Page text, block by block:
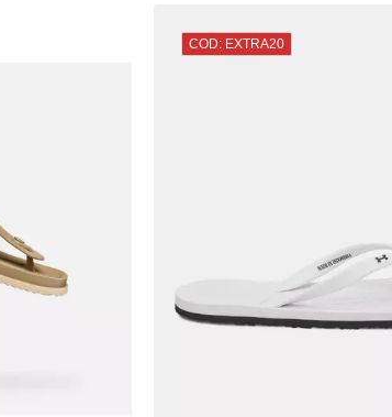
COD: EXTRA20